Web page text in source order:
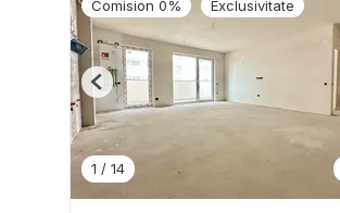
Comision 0% Exclusivitate
1 / 14
Previous